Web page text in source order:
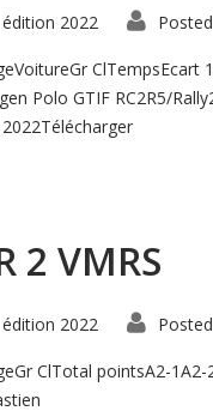
édition 2022
ClTempsEcart
Polo GTIF RC2R5/
2 VMRS
édition 2022
ClTotal pointsA2-